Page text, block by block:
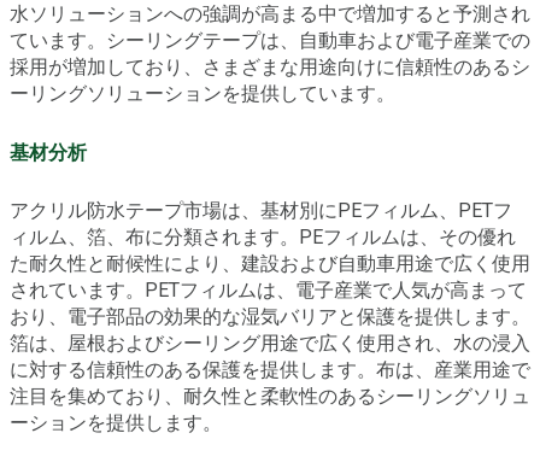
水ソリューションへの強調が高まる中で増加すると予測され
ています。シーリングテープは、自動車および電子産業での
採用が増加しており、さまざまな用途向けに信頼性のあるシ
ーリングソリューションを提供しています。
基材分析
アクリル防水テープ市場は、基材別にPEフィルム、PETフ
ィルム、箔、布に分類されます。PEフィルムは、その優れ
た耐久性と耐候性により、建設および自動車用途で広く使用
されています。PETフィルムは、電子産業で人気が高まって
おり、電子部品の効果的な湿気バリアと保護を提供します。
箔は、屋根およびシーリング用途で広く使用され、水の浸入
に対する信頼性のある保護を提供します。布は、産業用途で
注目を集めており、耐久性と柔軟性のあるシーリングソリュ
ーションを提供します。